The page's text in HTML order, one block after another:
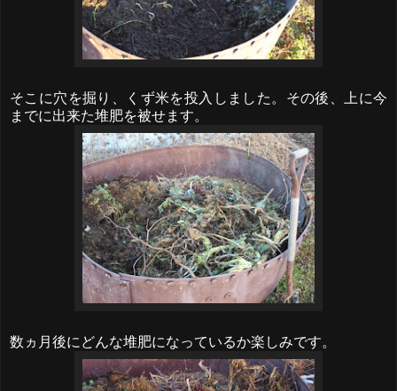
そこに穴を掘り、くず米を投入しました。その後、上に今
までに出来た堆肥を被せます。
数ヵ月後にどんな堆肥になっているか楽しみです。